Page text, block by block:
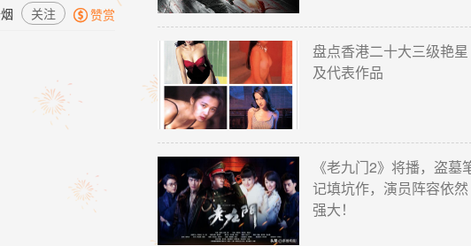
赞赏
关注
盘点香港二十大三级艳星
及代表作品
《老九门2》将播，盗墓
记填坑作，演员阵容依然
强大！